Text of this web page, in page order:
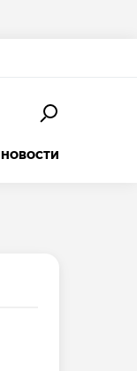
НОВОСТИ